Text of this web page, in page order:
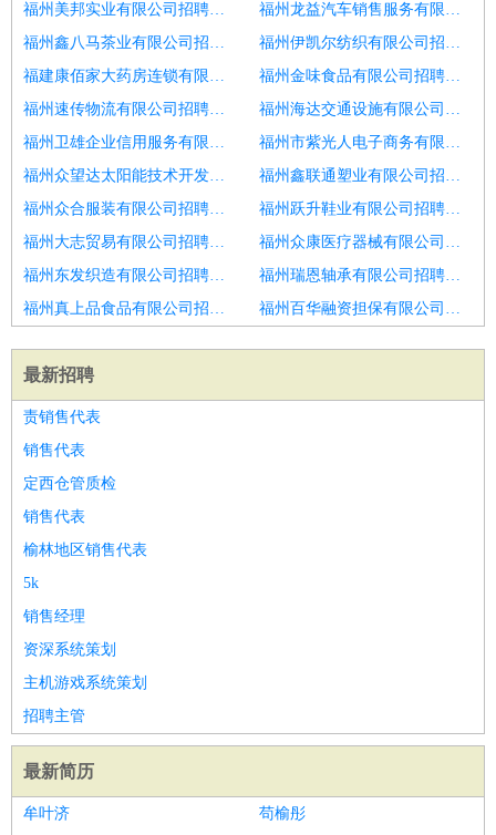
福州美邦实业有限公司招聘销售代表
福州龙益汽车销售服务有限公司招聘销售代表
福州鑫八马茶业有限公司招聘销售代表
福州伊凯尔纺织有限公司招聘潍坊市招聘销售代表6
福建康佰家大药房连锁有限公司招聘销售代表
福州金味食品有限公司招聘销售代表
福州速传物流有限公司招聘销售
福州海达交通设施有限公司招聘销售代表
福州卫雄企业信用服务有限公司招聘销售代表
福州市紫光人电子商务有限公司招聘济宁市招聘销售代表3
福州众望达太阳能技术开发有限公司招聘销售代表
福州鑫联通塑业有限公司招聘销售代表
福州众合服装有限公司招聘销售代表
福州跃升鞋业有限公司招聘销售
福州大志贸易有限公司招聘销售
福州众康医疗器械有限公司招聘潍坊市招聘销售代表21
福州东发织造有限公司招聘青岛市招聘销售代表6
福州瑞恩轴承有限公司招聘销售代表
福州真上品食品有限公司招聘销售代表
福州百华融资担保有限公司招聘销售代表
最新招聘
责销售代表
销售代表
定西仓管质检
销售代表
榆林地区销售代表
5k
销售经理
资深系统策划
主机游戏系统策划
招聘主管
最新简历
牟叶济 苟榆彤